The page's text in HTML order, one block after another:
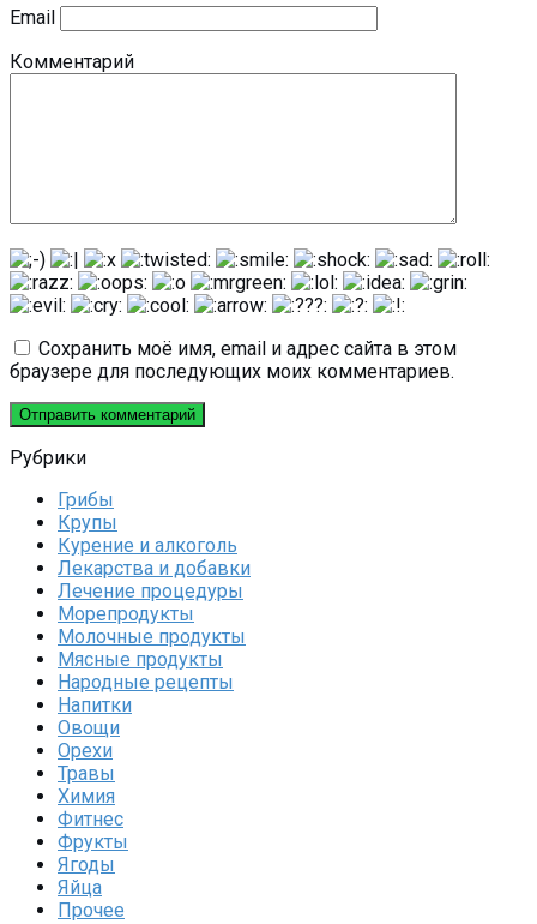
Email
Комментарий
Сохранить моё имя, email и адрес сайта в этом
браузере для последующих моих комментариев.
Рубрики
Грибы
Крупы
Курение и алкоголь
Лекарства и добавки
Лечение процедуры
Морепродукты
Молочные продукты
Мясные продукты
Народные рецепты
Напитки
Овощи
Орехи
Травы
Химия
Фитнес
Фрукты
Ягоды
Яйца
Прочее